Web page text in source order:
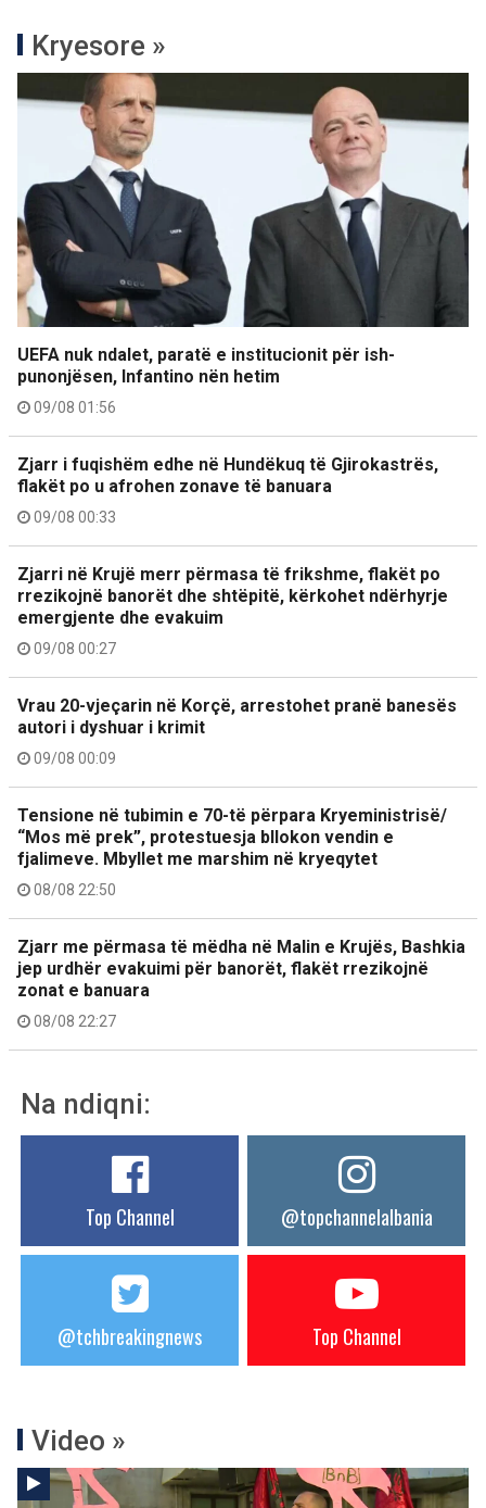
Kryesore »
UEFA nuk ndalet, paratë e institucionit për ish-
punonjësen, Infantino nën hetim
09/08 01:56
Zjarr i fuqishëm edhe në Hundëkuq të Gjirokastrës,
flakët po u afrohen zonave të banuara
09/08 00:33
Zjarri në Krujë merr përmasa të frikshme, flakët po
rrezikojnë banorët dhe shtëpitë, kërkohet ndërhyrje
emergjente dhe evakuim
09/08 00:27
Vrau 20-vjeçarin në Korçë, arrestohet pranë banesës
autori i dyshuar i krimit
09/08 00:09
Tensione në tubimin e 70-të përpara Kryeministrisë/
“Mos më prek”, protestuesja bllokon vendin e
fjalimeve. Mbyllet me marshim në kryeqytet
08/08 22:50
Zjarr me përmasa të mëdha në Malin e Krujës, Bashkia
jep urdhër evakuimi për banorët, flakët rrezikojnë
zonat e banuara
08/08 22:27
Na ndiqni:
Top Channel @topchannelalbania
@tchbreakingnews Top Channel
Video »